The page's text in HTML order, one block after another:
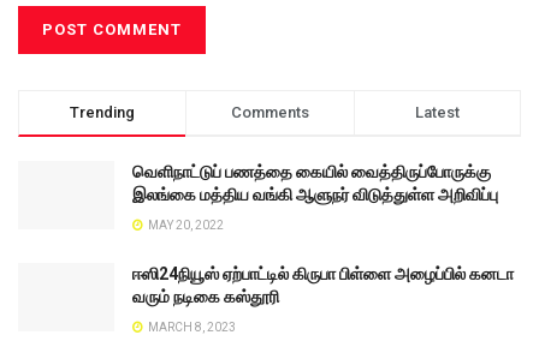
Trending Comments Latest
வெளிநாட்டுப் பணத்தை கையில் வைத்திருப்போருக்கு
இலங்கை மத்திய வங்கி ஆளுநர் விடுத்துள்ள அறிவிப்பு
MAY 20, 2022
ஈஸி24நியூஸ் ஏற்பாட்டில் கிருபா பிள்ளை அழைப்பில் கனடா
வரும் நடிகை கஸ்தூரி
MARCH 8, 2023